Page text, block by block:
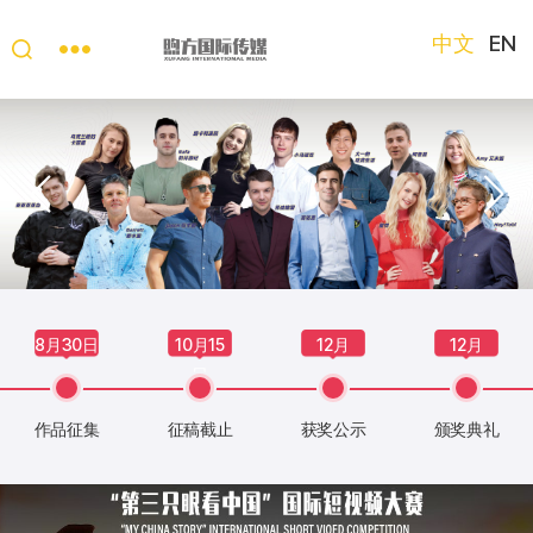
“第
三
只
眼
看
中
国”
国
频
中文 EN
8月30日
作品征集
10月15
日
征稿截止
12月
获奖公示
12月
颁奖典礼